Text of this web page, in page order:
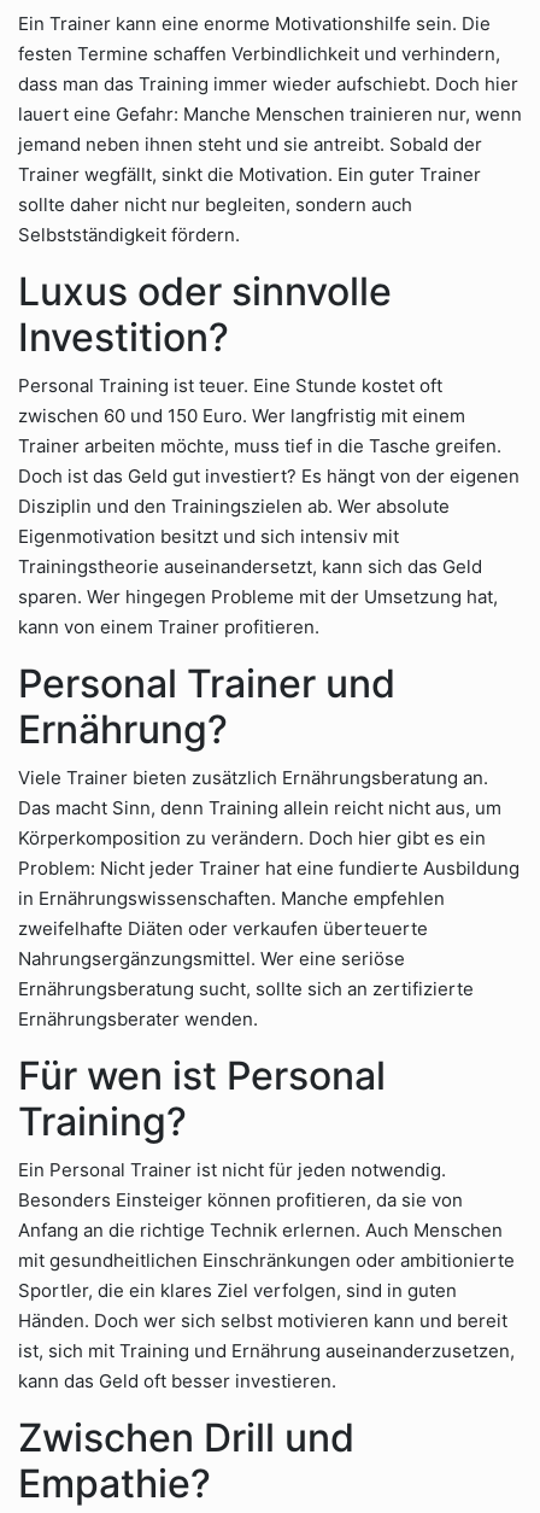
Ein Trainer kann eine enorme Motivationshilfe sein. Die
festen Termine schaffen Verbindlichkeit und verhindern,
dass man das Training immer wieder aufschiebt. Doch hier
lauert eine Gefahr: Manche Menschen trainieren nur, wenn
jemand neben ihnen steht und sie antreibt. Sobald der
Trainer wegfällt, sinkt die Motivation. Ein guter Trainer
sollte daher nicht nur begleiten, sondern auch
Selbstständigkeit fördern.
Luxus oder sinnvolle
Investition?
Personal Training ist teuer. Eine Stunde kostet oft
zwischen 60 und 150 Euro. Wer langfristig mit einem
Trainer arbeiten möchte, muss tief in die Tasche greifen.
Doch ist das Geld gut investiert? Es hängt von der eigenen
Disziplin und den Trainingszielen ab. Wer absolute
Eigenmotivation besitzt und sich intensiv mit
Trainingstheorie auseinandersetzt, kann sich das Geld
sparen. Wer hingegen Probleme mit der Umsetzung hat,
kann von einem Trainer profitieren.
Personal Trainer und
Ernährung?
Viele Trainer bieten zusätzlich Ernährungsberatung an.
Das macht Sinn, denn Training allein reicht nicht aus, um
Körperkomposition zu verändern. Doch hier gibt es ein
Problem: Nicht jeder Trainer hat eine fundierte Ausbildung
in Ernährungswissenschaften. Manche empfehlen
zweifelhafte Diäten oder verkaufen überteuerte
Nahrungsergänzungsmittel. Wer eine seriöse
Ernährungsberatung sucht, sollte sich an zertifizierte
Ernährungsberater wenden.
Für wen ist Personal
Training?
Ein Personal Trainer ist nicht für jeden notwendig.
Besonders Einsteiger können profitieren, da sie von
Anfang an die richtige Technik erlernen. Auch Menschen
mit gesundheitlichen Einschränkungen oder ambitionierte
Sportler, die ein klares Ziel verfolgen, sind in guten
Händen. Doch wer sich selbst motivieren kann und bereit
ist, sich mit Training und Ernährung auseinanderzusetzen,
kann das Geld oft besser investieren.
Zwischen Drill und
Empathie?